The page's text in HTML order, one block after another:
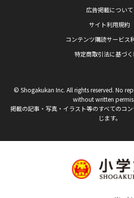
広告掲載について
サイト利用規約
コンテンツ購読サービス
特定商取引法に基づ
© Shogakukan Inc. All rights reserved. No
without written
掲載の記事・写真・イラスト等のすべてのコ
じます。